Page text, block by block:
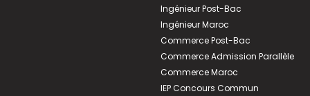
Ingénieur Post-Bac
Ingénieur Maroc
Commerce Post-Bac
Commerce Admission Parallèle
Commerce Maroc
IEP Concours Commun